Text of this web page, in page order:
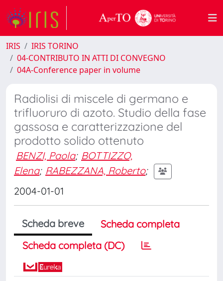
IRIS
IRIS TORINO
04-CONTRIBUTO IN ATTI DI CONVEGNO
04A-Conference paper in volume
Radiolisi di miscele di germano e
trifluoruro di azoto. Studio della fase
gassosa e caratterizzazione del
prodotto solido ottenuto
BENZI, Paola; BOTTIZZO,
Elena; RABEZZANA, Roberto;
2004-01-01
Scheda breve
Scheda completa
Scheda completa (DC)